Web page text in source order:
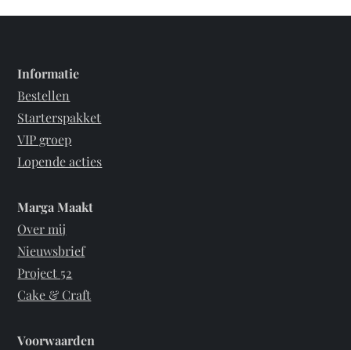
Informatie
Bestellen
Starterspakket
VIP groep
Lopende acties
Marga Maakt
Over mij
Nieuwsbrief
Project 52
Cake & Craft
Voorwaarden